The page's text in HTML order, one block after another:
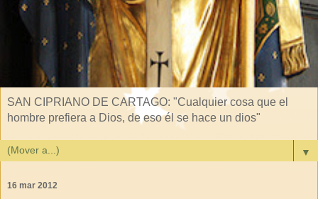
SAN CIPRIANO DE CARTAGO: "Cualquier cosa que el
hombre prefiera a Dios, de eso él se hace un dios"
▼
16 mar 2012